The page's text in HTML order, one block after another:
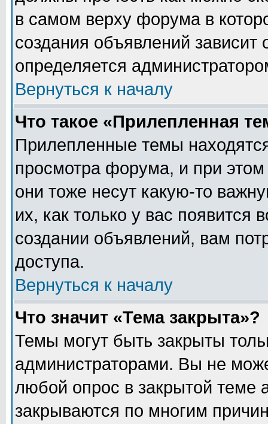
в самом верху форума в
создания объявлений зависит
определяется
Вернуться к началу
Что такое «Прилепленная
Прилепленные темы
просмотра форума, и при
они тоже несут какую-то
их, как только у вас появится
создании объявлений, вам
доступа.
Вернуться к началу
Что значит «Тема закрыта»?
Темы могут быть закрыты
администраторами. Вы не
любой опрос в закрытой теме
закрываются по многим